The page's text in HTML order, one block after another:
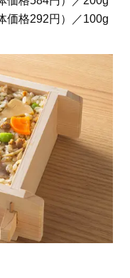
292円）／100g